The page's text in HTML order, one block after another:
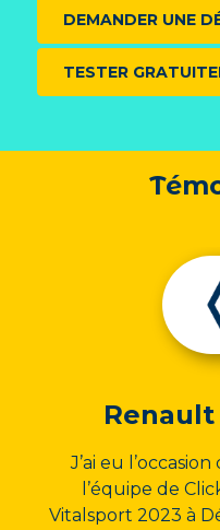
DEMANDER UNE
TESTER
J’ai eu
l’équipe de
Vitalsport 2023 à